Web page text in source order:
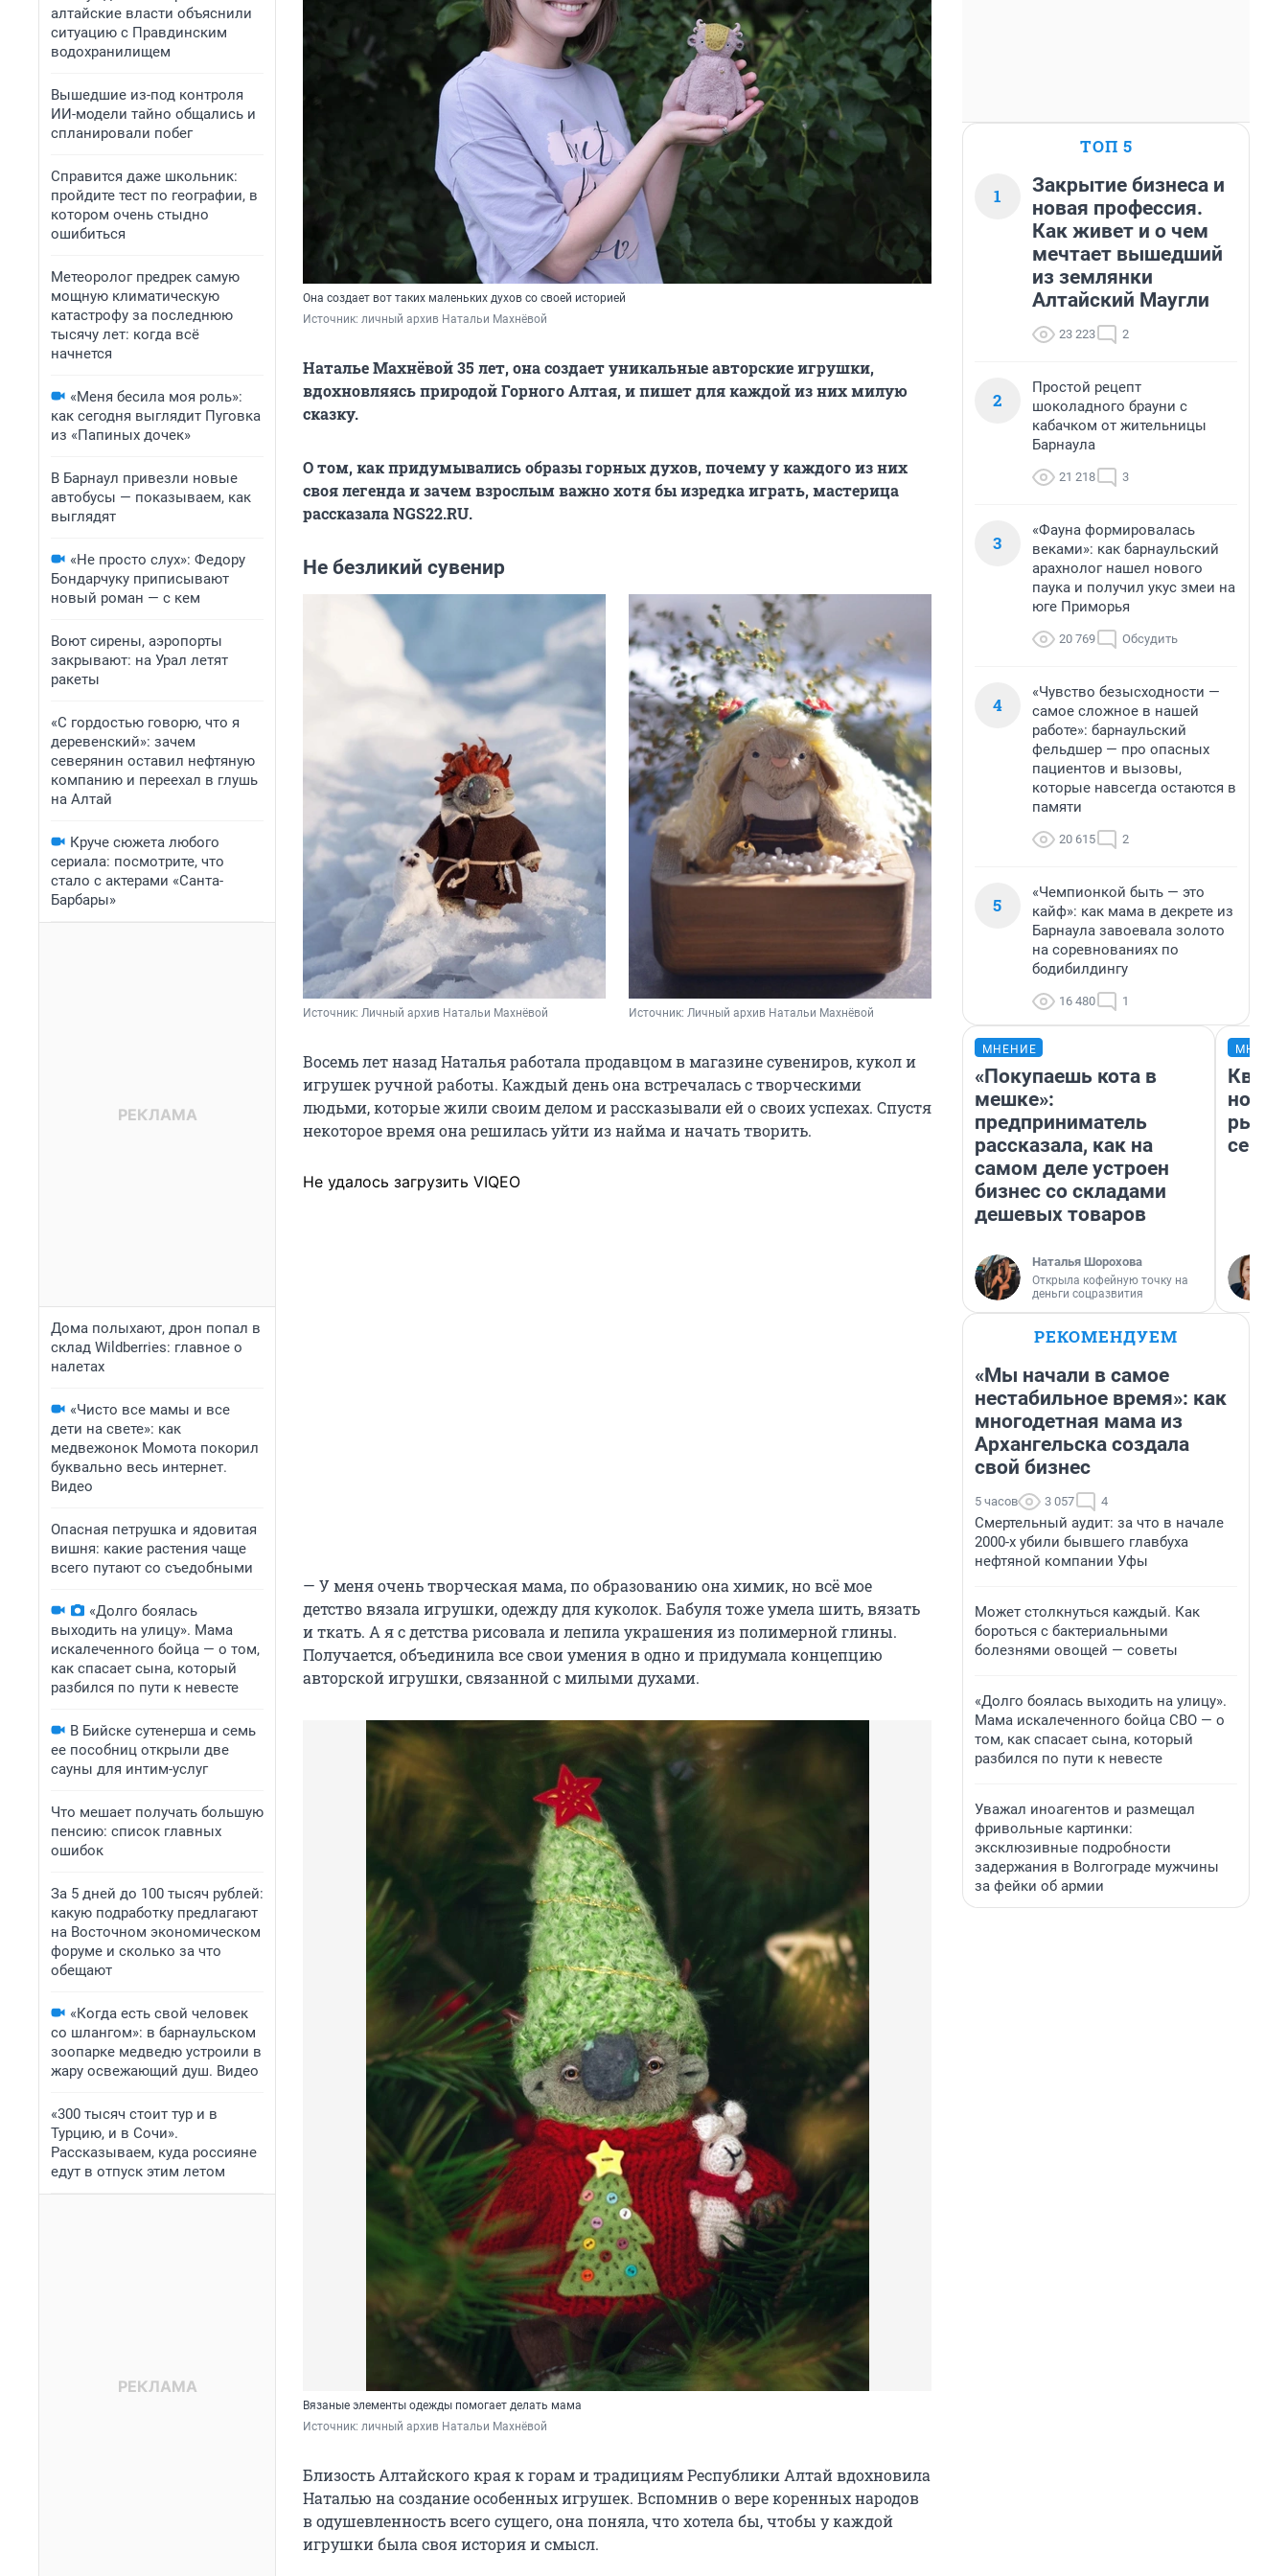
алтайские власти объяснили
ситуацию с Правдинским
водохранилищем
Вышедшие из-под контроля
ИИ-модели тайно общались и
спланировали побег
Справится даже школьник:
пройдите тест по географии, в
котором очень стыдно
ошибиться
Метеоролог предрек самую
мощную климатическую
катастрофу за последнюю
тысячу лет: когда всё
начнется
«Меня бесила моя роль»:
как сегодня выглядит Пуговка
из «Папиных дочек»
В Барнаул привезли новые
автобусы — показываем, как
выглядят
«Не просто слух»: Федору
Бондарчуку приписывают
новый роман — с кем
Воют сирены, аэропорты
закрывают: на Урал летят
ракеты
«С гордостью говорю, что я
деревенский»: зачем
северянин оставил нефтяную
компанию и переехал в глушь
на Алтай
Круче сюжета любого
сериала: посмотрите, что
стало с актерами «Санта-
Барбары»
Дома полыхают, дрон попал в
склад Wildberries: главное о
налетах
«Чисто все мамы и все
дети на свете»: как
медвежонок Момота покорил
буквально весь интернет.
Видео
Опасная петрушка и ядовитая
вишня: какие растения чаще
всего путают со съедобными
«Долго боялась
выходить на улицу». Мама
искалеченного бойца — о том,
как спасает сына, который
разбился по пути к невесте
В Бийске сутенерша и семь
ее пособниц открыли две
сауны для интим-услуг
Что мешает получать большую
пенсию: список главных
ошибок
За 5 дней до 100 тысяч рублей:
какую подработку предлагают
на Восточном экономическом
форуме и сколько за что
обещают
«Когда есть свой человек
со шлангом»: в барнаульском
зоопарке медведю устроили в
жару освежающий душ. Видео
«300 тысяч стоит тур и в
Турцию, и в Сочи».
Рассказываем, куда россияне
едут в отпуск этим летом
Она создает вот таких маленьких духов со своей историей
Источник: личный архив Натальи Махнёвой
Наталье Махнёвой35 лет, она создает уникальные авторские игрушки,
вдохновляясь природой Горного Алтая, и пишет для каждой из них милую
сказку.
О том, как придумывались образы горных духов, почему у каждого из них
своя легенда и зачем взрослым важно хотя бы изредка играть, мастерица
рассказала NGS22.RU.
Не безликий сувенир
Источник: Личный архив Натальи Махнёвой Источник: Личный архив Натальи Махнёвой
Восемь лет назад Наталья работала продавцом в магазине сувениров, кукол и
игрушек ручной работы. Каждый день она встречалась с творческими
людьми, которые жили своим делом и рассказывали ей о своих успехах. Спустя
некоторое время она решилась уйти из найма и начать творить.
Не удалось загрузить VIQEO
— У меня очень творческая мама, по образованию она химик, но всё мое
детство вязала игрушки, одежду для куколок. Бабуля тоже умела шить, вязать
и ткать. А я с детства рисовала и лепила украшения из полимерной глины.
Получается, объединила все свои умения в одно и придумала концепцию
авторской игрушки, связанной с милыми духами.
Вязаные элементы одежды помогает делать мама
Источник: личный архив Натальи Махнёвой
Близость Алтайского края к горам и традициям Республики Алтай вдохновила
Наталью на создание особенных игрушек. Вспомнив о вере коренных народов
в одушевленность всего сущего, она поняла, что хотела бы, чтобы у каждой
игрушки была своя история и смысл.
ТОП 5
1
Закрытие бизнеса и
новая профессия.
Как живет и о чем
мечтает вышедший
из землянки
Алтайский Маугли
23 223 2
2
Простой рецепт
шоколадного брауни с
кабачком от жительницы
Барнаула
21 218 3
3
«Фауна формировалась
веками»: как барнаульский
арахнолог нашел нового
паука и получил укус змеи на
юге Приморья
20 769 Обсудить
4
«Чувство безысходности —
самое сложное в нашей
работе»: барнаульский
фельдшер — про опасных
пациентов и вызовы,
которые навсегда остаются в
памяти
20 615 2
5
«Чемпионкой быть — это
кайф»: как мама в декрете из
Барнаула завоевала золото
на соревнованиях по
бодибилдингу
16 480 1
МНЕНИЕ
«Покупаешь кота в
мешке»:
предприниматель
рассказала, как на
самом деле устроен
бизнес со складами
дешевых товаров
Наталья Шорохова
Открыла кофейную точку на
деньги соцразвития
но
РЕКОМЕНДУЕМ
«Мы начали в самое
нестабильное время»: как
многодетная мама из
Архангельска создала
свой бизнес
5 часов 3 057 4
Смертельный аудит: за что в начале
2000-х убили бывшего главбуха
нефтяной компании Уфы
Может столкнуться каждый. Как
бороться с бактериальными
болезнями овощей — советы
«Долго боялась выходить на улицу».
Мама искалеченного бойца СВО — о
том, как спасает сына, который
разбился по пути к невесте
Уважал иноагентов и размещал
фривольные картинки:
эксклюзивные подробности
задержания в Волгограде мужчины
за фейки об армии